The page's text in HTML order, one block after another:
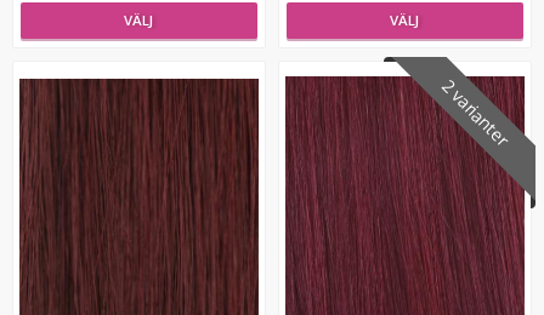
Syntetiskt löshår rakt Gloriatråd dip dye -
VÄLJ VÄLJ
2 varianter